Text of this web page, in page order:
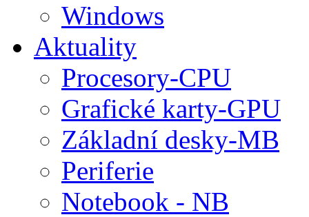
Windows
Aktuality
Procesory-CPU
Grafické karty-GPU
Základní desky-MB
Periferie
Notebook - NB